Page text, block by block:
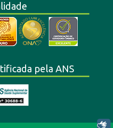
Libras
pela ANS